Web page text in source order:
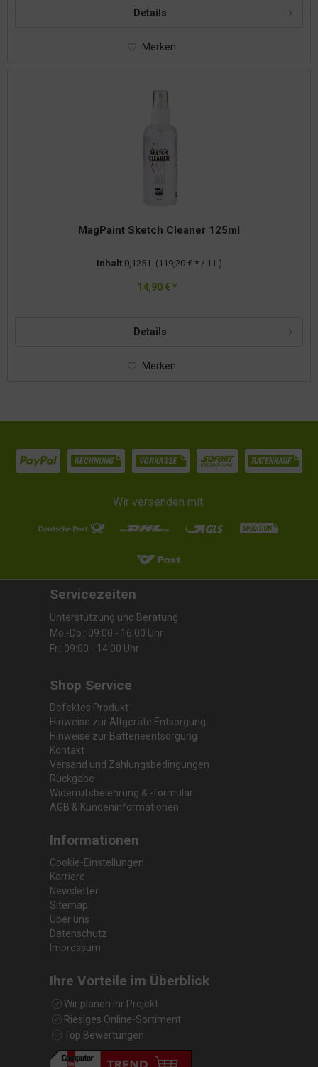
Details
Merken
MagPaint Sketch Cleaner 125ml
Inhalt 0,125 L (119,20 € * / 1 L)
14,90 € *
Details
Merken
Wir versenden mit:
Servicezeiten
Unterstützung und Beratung
Mo.-Do.: 09:00 - 16:00 Uhr
Fr.: 09:00 - 14:00 Uhr
Shop Service
Defektes Produkt
Hinweise zur Altgeräte Entsorgung
Hinweise zur Batterieentsorgung
Kontakt
Versand und Zahlungsbedingungen
Rückgabe
Widerrufsbelehrung & -formular
AGB & Kundeninformationen
Informationen
Cookie-Einstellungen
Karriere
Newsletter
Sitemap
Über uns
Datenschutz
Impressum
Ihre Vorteile im Überblick
Wir planen Ihr Projekt
Riesiges Online-Sortiment
Top Bewertungen